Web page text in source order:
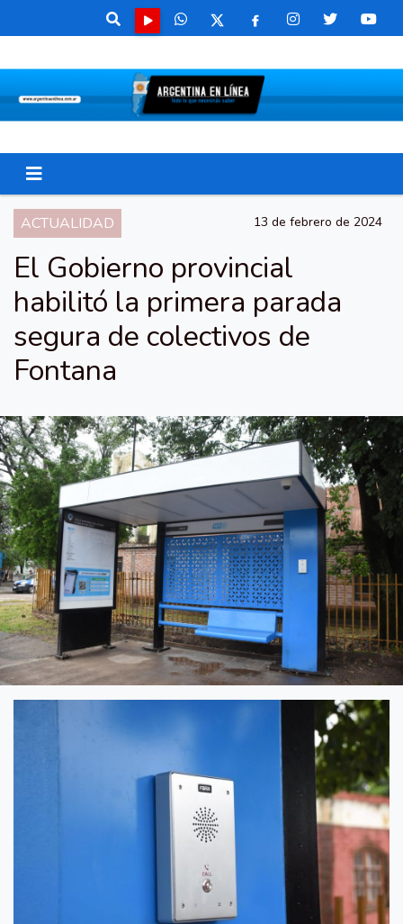
ACTUALIDAD 13 de febrero de 2024
El Gobierno provincial
habilitó la primera parada
segura de colectivos de
Fontana